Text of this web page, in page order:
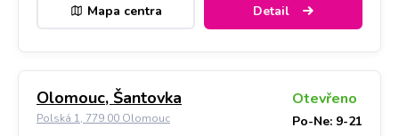
Mapa centra Detail
Olomouc, Šantovka
Polská 1, 779 00 Olomouc
Otevřeno
Po-Ne: 9-21